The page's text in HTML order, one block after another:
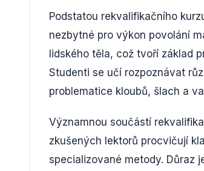
Podstatou rekvalifikačního
nezbytné pro výkon povolání
lidského těla, což tvoří základ
Studenti se učí rozpoznávat
problematice kloubů, šlach a
Významnou součástí
zkušených lektorů procvičují
specializované metody. Důraz